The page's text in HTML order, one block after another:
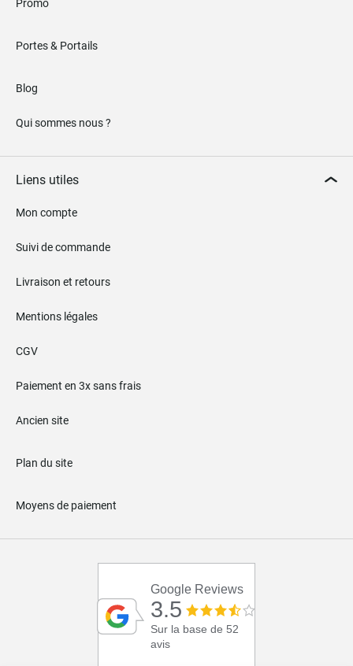
Promo
Portes & Portails
Blog
Qui sommes nous ?
Liens utiles
Mon compte
Suivi de commande
Livraison et retours
Mentions légales
CGV
Paiement en 3x sans frais
Ancien site
Plan du site
Moyens de paiement
Google Reviews
3.5
Sur la base de 52
avis